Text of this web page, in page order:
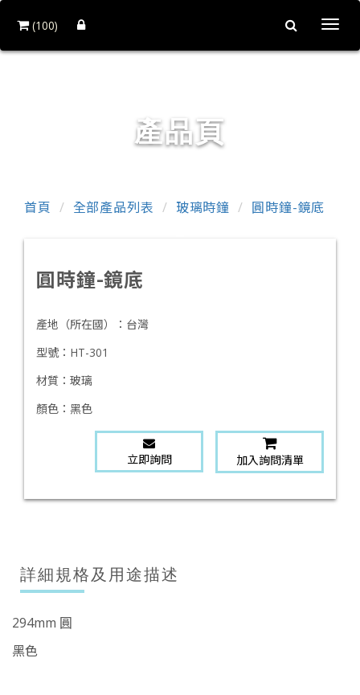
(100)
產品頁
首頁 全部產品列表 玻璃時鐘 圓時鐘-鏡底
圓時鐘-鏡底
產地（所在國）： 台灣
型號： HT-301
材質： 玻璃
顏色： 黑色
立即詢問 加入詢問清單
詳細規格及用途描述
294mm 圓
黑色